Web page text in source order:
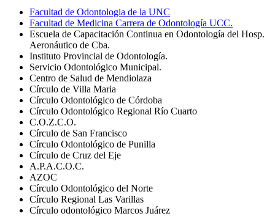
Facultad de Odontologia de la UNC
Facultad de Medicina Carrera de Odontología UCC.
Escuela de Capacitación Continua en Odontología del Hosp.
Aeronáutico de Cba.
Instituto Provincial de Odontología.
Servicio Odontológico Municipal.
Centro de Salud de Mendiolaza
Círculo de Villa Maria
Círculo Odontológico de Córdoba
Círculo Odontológico Regional Río Cuarto
C.O.Z.C.O.
Círculo de San Francisco
Círculo Odontológico de Punilla
Círculo de Cruz del Eje
A.P.A.C.O.C.
AZOC
Círculo Odontológico del Norte
Círculo Regional Las Varillas
Círculo odontológico Marcos Juárez